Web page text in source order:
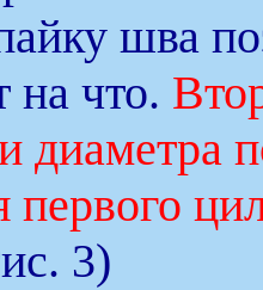
шва
на что.
диаметра
3)